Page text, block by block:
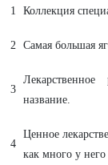
1 Коллекция
2 Самая большая
3
название.
4
Ценное
как много у него